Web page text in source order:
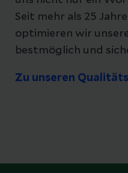
Seit mehr als 25
optimieren wir
bestmöglich und
Zu unseren